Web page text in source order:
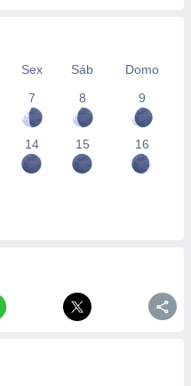
Sex Sáb
Domo
7
8 9
14 15 16